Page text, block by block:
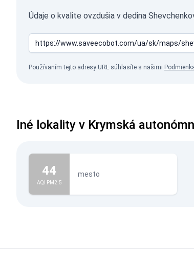
Údaje o kvalite ovzdušia v dedina
Používaním tejto adresy URL súhlasíte s našimi
Iné lokality v Krymská
44
AQI PM2.5
mesto